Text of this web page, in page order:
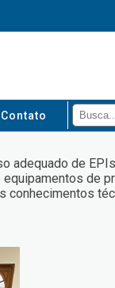
Contato
adequado de
de
conhecimentos